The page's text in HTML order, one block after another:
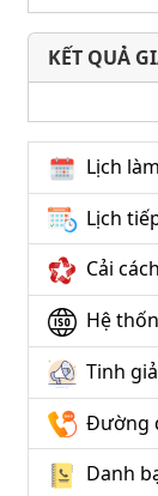
KẾT QUẢ
Lịch
Lịch
Cải
Hệ
Tinh
Đường
Danh